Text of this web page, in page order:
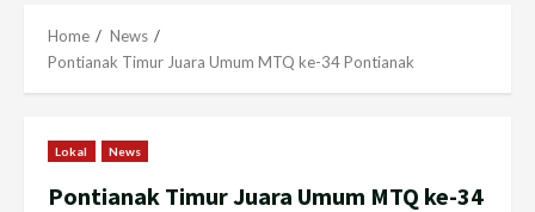
Home
News
Pontianak Timur Juara Umum MTQ ke-34 Pontianak
Lokal News
Pontianak Timur Juara Umum MTQ ke-34